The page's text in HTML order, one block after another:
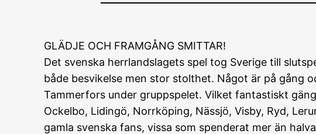
GLÄDJE OCH FRAMGÅNG SMITTAR!
Det svenska herrlandslagets spel tog Sverige till
både besvikelse men stor stolthet. Något är på gång
Tammerfors under gruppspelet. Vilket fantastiskt
Ockelbo, Lidingö, Norrköping, Nässjö, Visby, Ryd,
gamla svenska fans, vissa som spenderat mer än